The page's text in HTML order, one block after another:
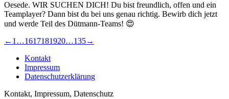
Oesede. WIR SUCHEN DICH! Du bist freundlich, offen und ein
Teamplayer? Dann bist du bei uns genau richtig. Bewirb dich jetzt
und werde Teil des Dütmann-Teams! 😍
← 1 …1617181920…135→
Kontakt
Impressum
Datenschutzerklärung
Kontakt, Impressum, Datenschutz